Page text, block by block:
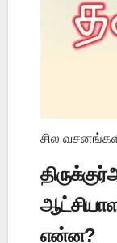
சில
என்ன?